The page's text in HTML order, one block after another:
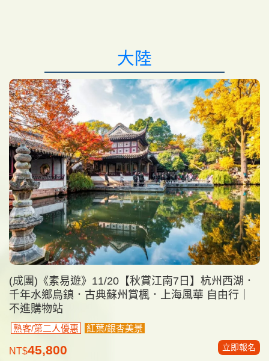
大陸
(成團)《素易遊》11/20【秋賞江南7日】杭州西湖．
千年水鄉烏鎮．古典蘇州賞楓．上海風華 自由行｜
不進購物站
熟客/第二人優惠 紅葉/銀杏美景
NT$45,800 立即報名